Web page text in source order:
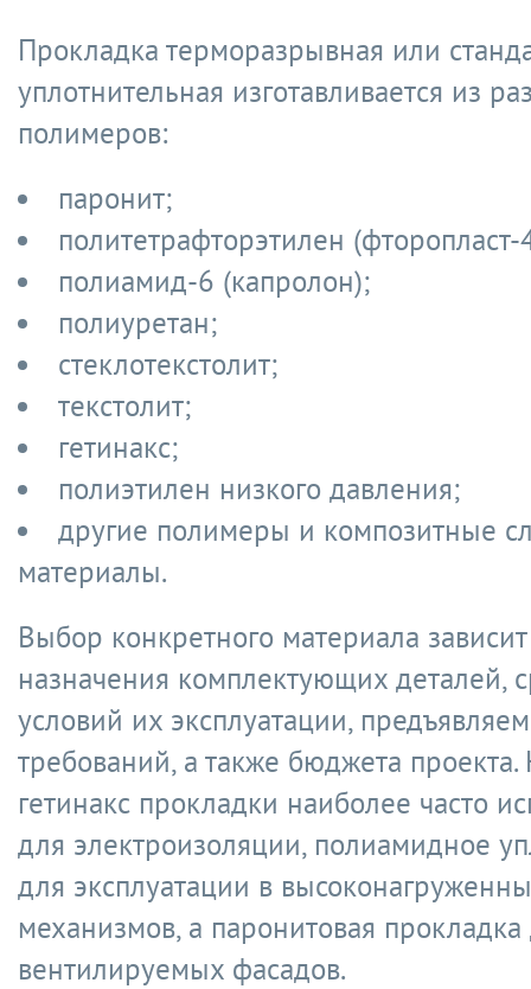
Прокладка терморазрывная или
уплотнительная изготавливается из
полимеров:
паронит;
политетрафторэтилен (фторопласт-
полиамид-6 (капролон);
полиуретан;
стеклотекстолит;
текстолит;
гетинакс;
полиэтилен низкого давления;
другие полимеры и композитные
материалы.
Выбор конкретного материала зависит
назначения комплектующих деталей,
условий их эксплуатации,
требований, а также бюджета
гетинакс прокладки наиболее часто
для электроизоляции, полиамидное
для эксплуатации в
механизмов, а паронитовая
вентилируемых фасадов.